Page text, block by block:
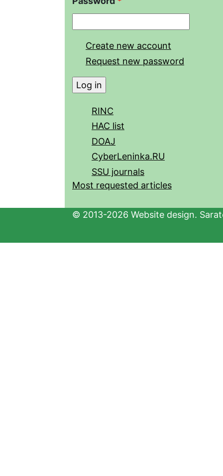
Create new account
Request new password
RINC
HAC list
DOAJ
CyberLeninka.RU
SSU journals
Most requested articles
© 2013-2026 Website design.